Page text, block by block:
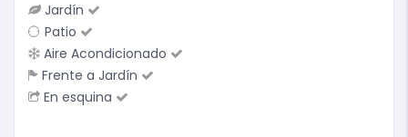
Jardín
Patio
Aire Acondicionado
Frente a Jardín
En esquina